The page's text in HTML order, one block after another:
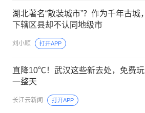
湖北著名“散装城市”？作为千年古城，
下辖区县却不认同地级市
刘小顺 打开APP
直降10℃！武汉这些新去处，免费玩
一整天
长江云新闻 打开APP